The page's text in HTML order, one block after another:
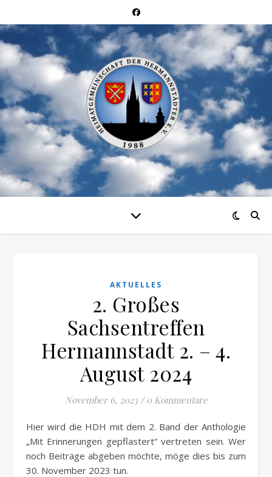
AKTUELLES
2. Großes
Sachsentreffen
Hermannstadt 2. – 4.
August 2024
November 6, 2023 / 0 Kommentare
Hier wird die HDH mit dem 2. Band der Anthologie
„Mit Erinnerungen gepflastert“ vertreten sein. Wer
noch Beiträge abgeben möchte, möge dies bis zum
30. November 2023 tun.